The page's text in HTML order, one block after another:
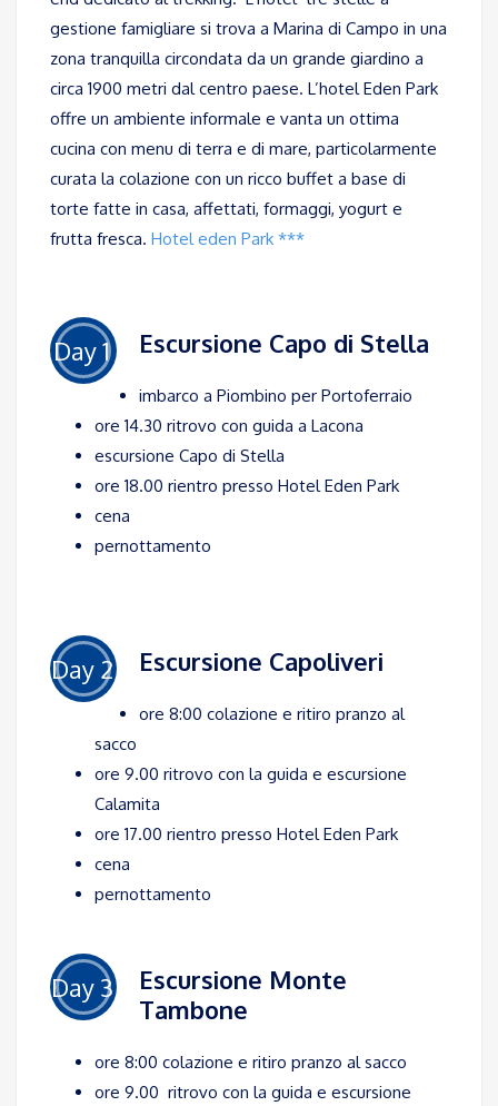
gestione famigliare si trova a Marina di Campo in una
zona tranquilla circondata da un grande giardino a
circa 1900 metri dal centro paese. L’hotel Eden Park
offre un ambiente informale e vanta un ottima
cucina con menu di terra e di mare, particolarmente
curata la colazione con un ricco buffet a base di
torte fatte in casa, affettati, formaggi, yogurt e
frutta fresca. Hotel eden Park ***
Day 1 Escursione Capo di Stella
imbarco a Piombino per Portoferraio
ore 14.30 ritrovo con guida a Lacona
escursione Capo di Stella
ore 18.00 rientro presso Hotel Eden Park
cena
pernottamento
Day 2 Escursione Capoliveri
ore 8:00 colazione e ritiro pranzo al
sacco
ore 9.00 ritrovo con la guida e escursione
Calamita
ore 17.00 rientro presso Hotel Eden Park
cena
pernottamento
Day 3
Escursione Monte
Tambone
ore 8:00 colazione e ritiro pranzo al sacco
ore 9.00 ritrovo con la guida e escursione